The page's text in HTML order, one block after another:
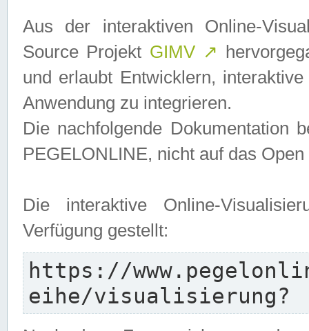
Aus der interaktiven Online-
Source Projekt GIMV ↗
und erlaubt Entwicklern,
Anwendung zu integrieren.
Die nachfolgende Dokumentation
PEGELONLINE, nicht auf das
Die interaktive Online-
Verfügung gestellt:
https://
eihe/visualisierung?